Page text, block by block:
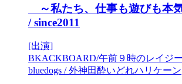
～私たち、仕事も遊びも本
/ since2011
[出演]
BKACKBOARD/午前９時のレイジ
bluedogs / 外神田酔いどれハリケーン